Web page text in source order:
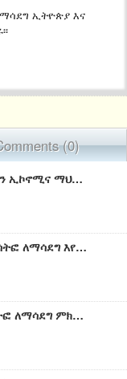
ኢትዮጵያ እና
(0)
የአማራ ክልል በአዲስ አበባ ያለውን ኢኮኖሚና ማህበራዊ ተሳትፎ ለማሳደግ አየሰራ መሆኑን ርዕሰ መስተዳድር አቶ ተመስገን ጥሩነህ ተናገር።
የወጣቶችን ሰላማዊ የፓለቲካ ተሳትፎ ለማሳደግ እየተሰራ ነው
የሴቶችን የጥናትና ምርምር ተሳትፎ ለማሳደግ ምክክር ተደረገ|etv